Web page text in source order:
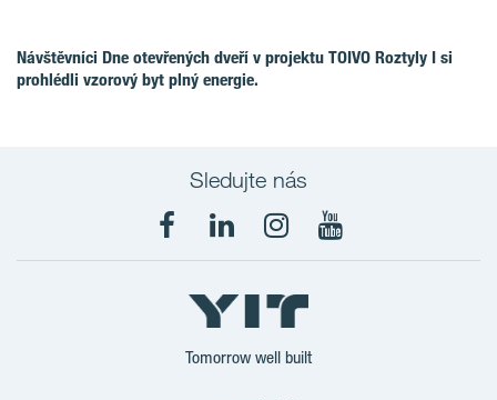
Návštěvníci Dne otevřených dveří v projektu TOIVO Roztyly I si
prohlédli vzorový byt plný energie.
Sledujte nás
Tomorrow well built